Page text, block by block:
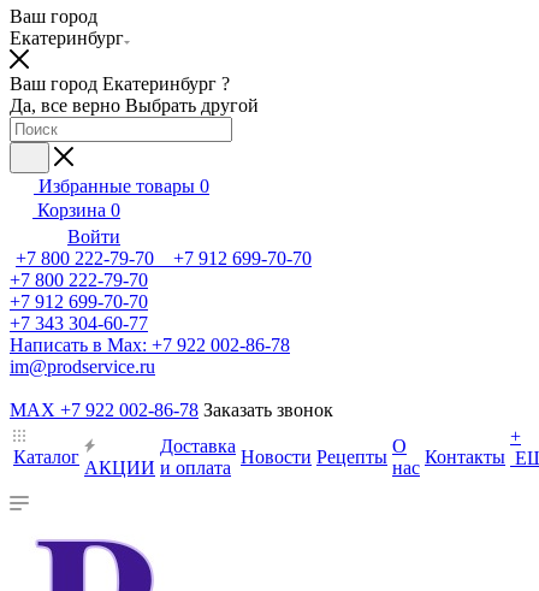
Ваш город
Екатеринбург
Ваш город Екатеринбург ?
Да, все верно Выбрать другой
Избранные товары 0
Корзина 0
Войти
+7 800 222-79-70 +7 912 699-70-70
+7 800 222-79-70
+7 912 699-70-70
+7 343 304-60-77
Написать в Max: +7 922 002-86-78
im@prodservice.ru
MAX +7 922 002-86-78 Заказать звонок
Каталог
АКЦИИ
Доставка
и оплата
Новости Рецепты
О
нас
Контакты
+